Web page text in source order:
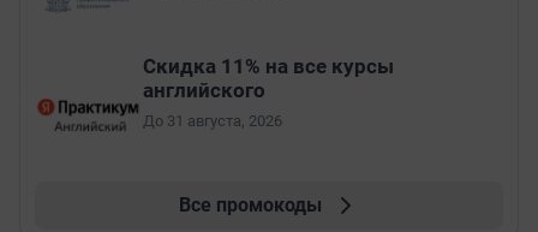
Скидка 11% на все курсы
английского
До 31 августа, 2026
Все промокоды